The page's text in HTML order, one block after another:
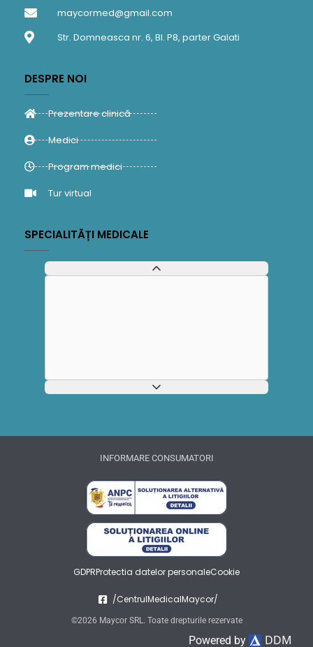
maycormed@gmail.com
Str. Domneasca nr. 6, Bl. P8, parter Galati
DESPRE NOI
Prezentare clinică
Medici
Program medici
Tur virtual
SPECIALITĂȚI MEDICALE
INFORMARE CONSUMATORI
GDPRProtectia datelor personaleCookie
/CentrulMedicalMaycor/
©2026 Maycor SRL. Toate drepturile rezervate
Powered by DDM